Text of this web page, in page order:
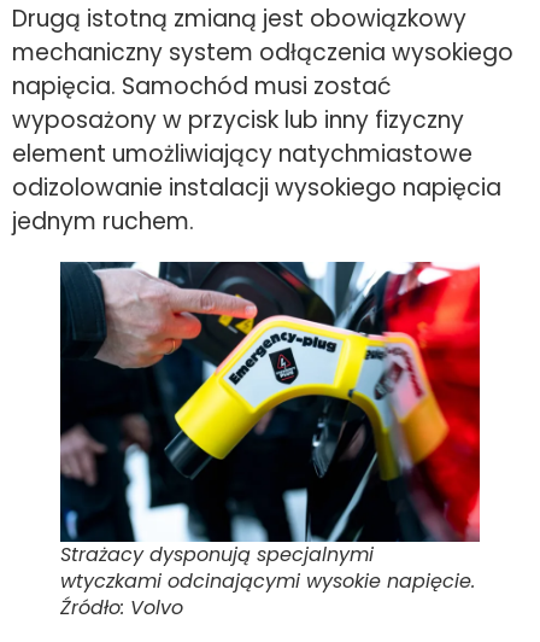
Drugą istotną zmianą jest obowiązkowy
mechaniczny system odłączenia wysokiego
napięcia. Samochód musi zostać
wyposażony w przycisk lub inny fizyczny
element umożliwiający natychmiastowe
odizolowanie instalacji wysokiego napięcia
jednym ruchem.
Strażacy dysponują specjalnymi
wtyczkami odcinającymi wysokie napięcie.
Źródło: Volvo